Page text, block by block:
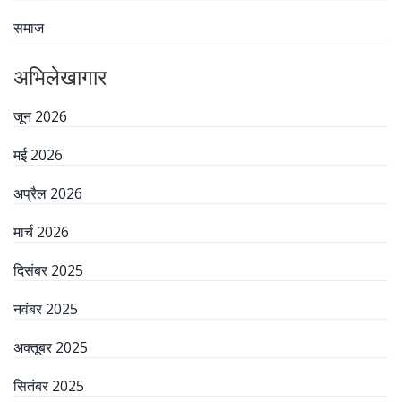
समाज
अभिलेखागार
जून 2026
मई 2026
अप्रैल 2026
मार्च 2026
दिसंबर 2025
नवंबर 2025
अक्तूबर 2025
सितंबर 2025